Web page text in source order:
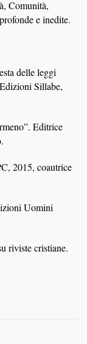
Comunità,
e inedite.
delle leggi
Sillabe,
Editrice
2015, coautrice
Uomini
riviste cristiane.